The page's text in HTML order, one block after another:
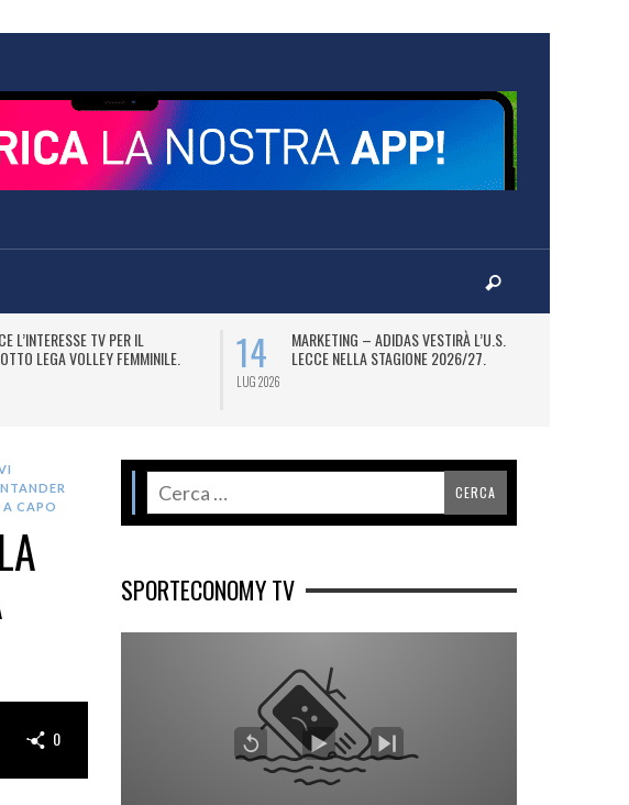
L’INTERESSE TV PER IL
LEGA VOLLEY FEMMINILE.
14
LUG 2026
MARKETING – ADIDAS VESTIRÀ L’U.S.
LECCE NELLA STAGIONE 2026/27.
A CAPO
0
SPORTECONOMY TV